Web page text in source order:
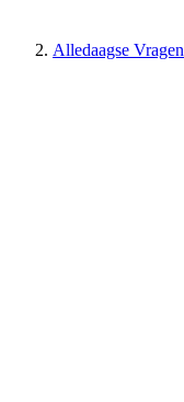
Alledaagse Vragen